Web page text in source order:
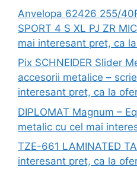
Anvelopa 62426 255/
SPORT 4 S XL PJ ZR
mai interesant pret, ca
Pix SCHNEIDER Slider
accesorii metalice –
interesant pret, ca la
DIPLOMAT Magnum –
metalic cu cel mai
TZE-661 LAMINATED
interesant pret, ca la